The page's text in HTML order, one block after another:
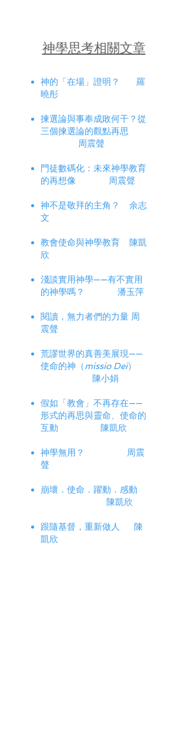
神學思考相關文章
神的「在場」證明？
羅
曉彤
揀選論與事奉成敗何干？從
三個揀選論的觀點再思
周震聲
門徒數碼化：未來神學教育
的再想像 周震聲
神不是敬拜的主角？ 余志
文
教會使命與神學教育 陳凱
欣
淺談實用神學——有不實用
的神學嗎？ 潘玉萍
閱讀，無力者們的力量 周
震聲
荒謬世界的真善美展現——
使命的神（missio Dei）
陳小娟
假如「教會」不再存在——
形式的再思與靈命、使命的
互動 陳凱欣
神學無用？ 周震
聲
崩壞．使命．躍動．感動
陳凱欣
跟隨基督，重新做人 陳
凱欣